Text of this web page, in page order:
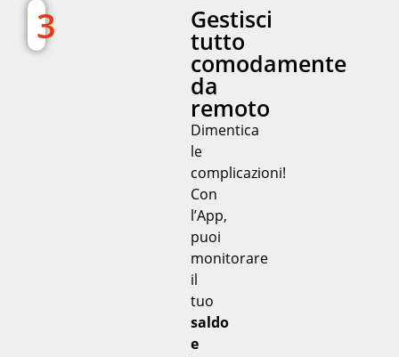
3 Gestisci
tutto
comodamente
da
remoto
Dimentica
le
complicazioni!
Con
l’App,
puoi
monitorare
il
tuo
saldo
e